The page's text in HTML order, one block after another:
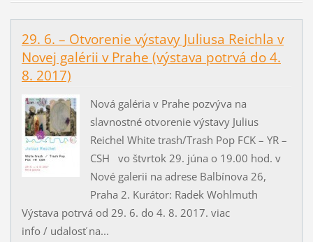
29. 6. – Otvorenie výstavy Juliusa Reichla v
Novej galérii v Prahe (výstava potrvá do 4.
8. 2017)
Nová galéria v Prahe pozvýva na
slavnostné otvorenie výstavy Julius
Reichel White trash/Trash Pop FCK – YR –
CSH vo štvrtok 29. júna o 19.00 hod. v
Nové galerii na adrese Balbínova 26,
Praha 2. Kurátor: Radek Wohlmuth
Výstava potrvá od 29. 6. do 4. 8. 2017. viac
info / udalosť na...